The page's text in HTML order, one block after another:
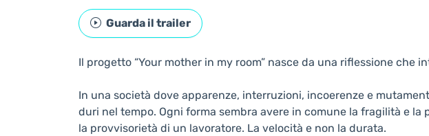
Guarda il trailer
Il progetto “Your mother in my room” nasce da una riflessione
In una società dove apparenze, interruzioni, incoerenze e
duri nel tempo. Ogni forma sembra avere in comune la fragilità e
la provvisorietà di un lavoratore. La velocità e non la durata.